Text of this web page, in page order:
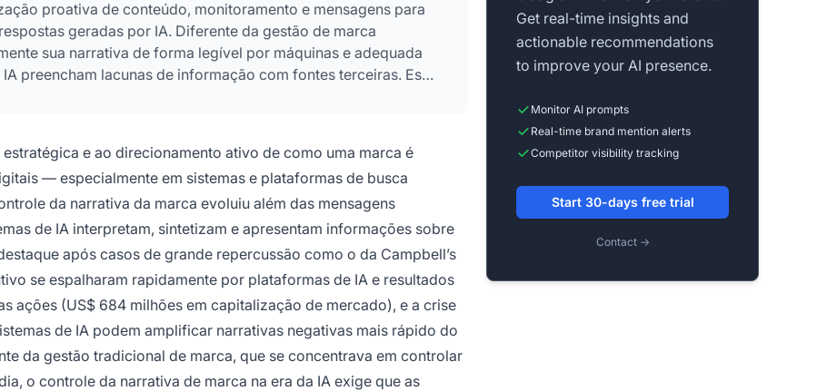
proativa de conteúdo, monitoramento e mensagens para
geradas por IA. Diferente da gestão de marca
sua narrativa de forma legível por máquinas e adequada
preencham lacunas de informação com fontes terceiras. Essa
e ao direcionamento ativo de como uma marca é
— especialmente em sistemas e plataformas de busca
da narrativa da marca evoluiu além das mensagens
de IA interpretam, sintetizam e apresentam informações sobre
após casos de grande repercussão como o da Campbell’s
se espalharam rapidamente por plataformas de IA e resultados
ações (US$ 684 milhões em capitalização de mercado), e a crise
de IA podem amplificar narrativas negativas mais rápido do
da gestão tradicional de marca, que se concentrava em controlar
o controle da narrativa de marca na era da IA exige que as
Get real-time insights and
actionable recommendations
to improve your AI presence.
Monitor AI prompts
Real-time brand mention alerts
Competitor visibility tracking
Start 30-days free trial
Contact →